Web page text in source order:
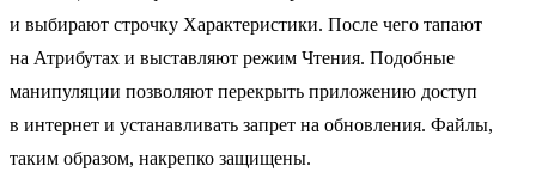
и выбирают строчку Характеристики. После чего тапают
на Атрибутах и выставляют режим Чтения. Подобные
манипуляции позволяют перекрыть приложению доступ
в интернет и устанавливать запрет на обновления. Файлы,
таким образом, накрепко защищены.